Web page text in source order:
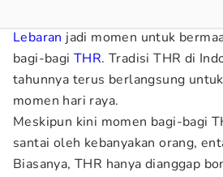
Lebaran jadi momen untuk
bagi-bagiTHR. Tradisi THR di
tahunnya terus berlangsung
momen hari raya.
Meskipun kini momen bagi-bagi
santai oleh kebanyakan orang,
Biasanya, THR hanya dianggap